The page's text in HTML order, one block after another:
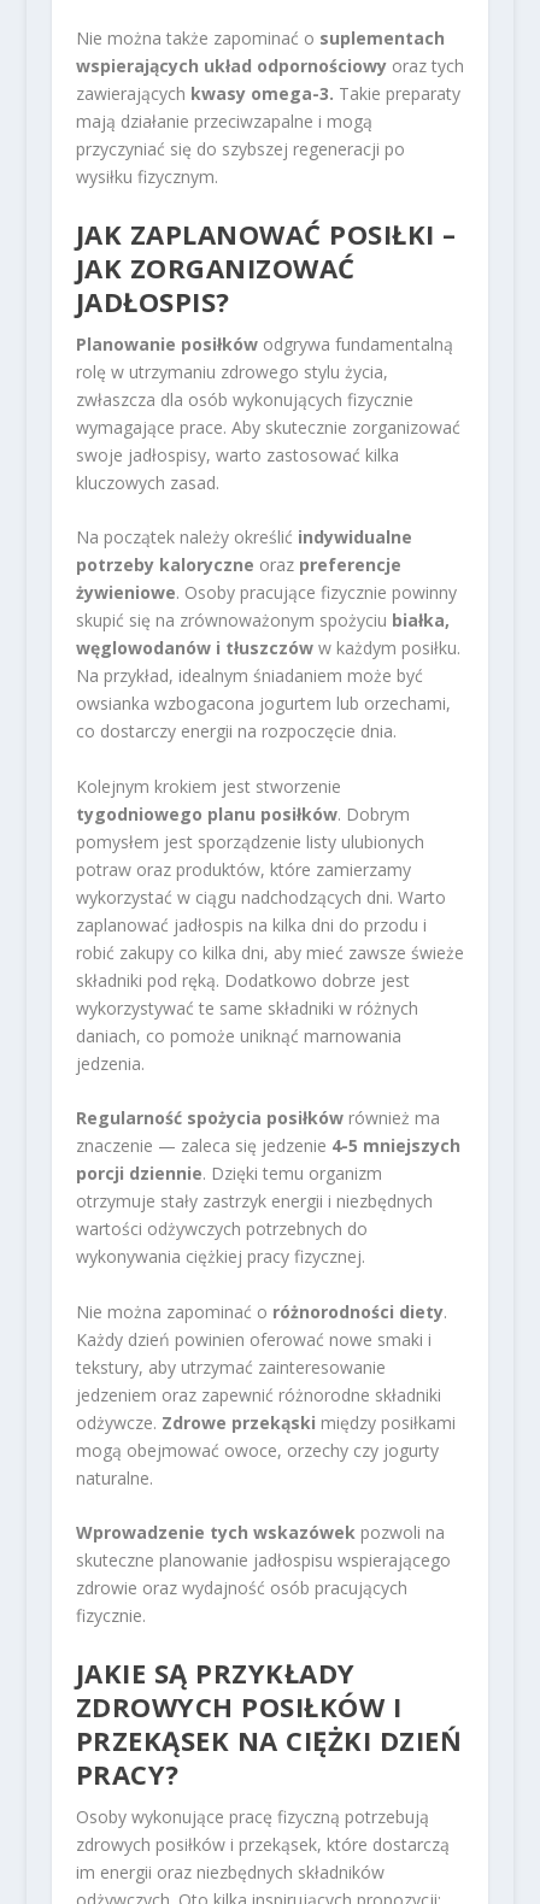
Nie można także zapominać o suplementach
wspierających układ odpornościowyoraz tych
zawierających kwasy omega-3. Takie preparaty
mają działanie przeciwzapalne i mogą
przyczyniać się do szybszej regeneracji po
wysiłku fizycznym.
JAK ZAPLANOWAĆ POSIŁKI –
JAK ZORGANIZOWAĆ
JADŁOSPIS?
Planowanie posiłkówodgrywa fundamentalną
rolę w utrzymaniu zdrowego stylu życia,
zwłaszcza dla osób wykonujących fizycznie
wymagające prace. Aby skutecznie zorganizować
swoje jadłospisy, warto zastosować kilka
kluczowych zasad.
Na początek należy określić indywidualne
potrzeby kaloryczne oraz preferencje
żywieniowe. Osoby pracujące fizycznie powinny
skupić się na zrównoważonym spożyciu białka,
węglowodanów i tłuszczóww każdym posiłku.
Na przykład, idealnym śniadaniem może być
owsianka wzbogacona jogurtem lub orzechami,
co dostarczy energii na rozpoczęcie dnia.
Kolejnym krokiem jest stworzenie
tygodniowego planu posiłków. Dobrym
pomysłem jest sporządzenie listy ulubionych
potraw oraz produktów, które zamierzamy
wykorzystać w ciągu nadchodzących dni. Warto
zaplanować jadłospis na kilka dni do przodu i
robić zakupy co kilka dni, aby mieć zawsze świeże
składniki pod ręką. Dodatkowo dobrze jest
wykorzystywać te same składniki w różnych
daniach, co pomoże uniknąć marnowania
jedzenia.
Regularność spożycia posiłkówrównież ma
znaczenie — zaleca się jedzenie 4-5 mniejszych
porcji dziennie. Dzięki temu organizm
otrzymuje stały zastrzyk energii i niezbędnych
wartości odżywczych potrzebnych do
wykonywania ciężkiej pracy fizycznej.
Nie można zapominać o różnorodności diety.
Każdy dzień powinien oferować nowe smaki i
tekstury, aby utrzymać zainteresowanie
jedzeniem oraz zapewnić różnorodne składniki
odżywcze. Zdrowe przekąski między posiłkami
mogą obejmować owoce, orzechy czy jogurty
naturalne.
Wprowadzenie tych wskazówekpozwoli na
skuteczne planowanie jadłospisu wspierającego
zdrowie oraz wydajność osób pracujących
fizycznie.
JAKIE SĄ PRZYKŁADY
ZDROWYCH POSIŁKÓW I
PRZEKĄSEK NA CIĘŻKI DZIEŃ
PRACY?
Osoby wykonujące pracę fizyczną potrzebują
zdrowych posiłków i przekąsek, które dostarczą
im energii oraz niezbędnych składników